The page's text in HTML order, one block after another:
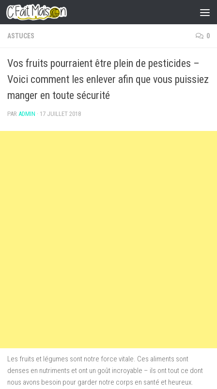
Skip to content
ASTUCES 0
Vos fruits pourraient être plein de pesticides –
Voici comment les enlever afin que vous puissiez
manger en toute sécurité
PAR ADMIN · 17 JUILLET 2018
Les fruits et légumes sont notre force vitale. Ces aliments sont
denses en nutriments et ont un goût incroyable – ils ont tout ce dont
nous avons besoin pour garder notre corps en santé et heureux.